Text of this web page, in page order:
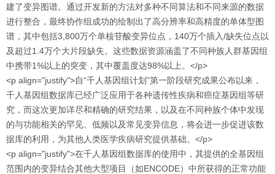
建了变异图谱。通过开发新的方法对多种不同算法和不同来源的数据
进行整合，最终协作组成功的绘制出了高分辨率和高精度的单体型图
谱，其中包括3,800万个单核苷酸变异位点，140万个插入/缺失位点以
及超过1.4万个大片段缺失。这些数据资源涵盖了不同种族人群基因组
中携带1%以上的突变，其中覆盖度达98%以上。</p>
<p align="justify">自“千人基因组计划”第一阶段研究成果公布以来，
千人基因组数据库已经广泛应用于各种遗传性疾病和癌症基因组等研
究，而这次更加详尽和精确的研究结果，以及在不同种族个体中发现
的与功能相关的罕见、低频以及常见变异信息，将会进一步促进该数
据库的利用，为其他人类医学疾病研究提供基础。</p>
<p align="justify">在千人基因组数据库的使用中，其提供的全基因组
范围内的变异结合其他大型项目（如ENCODE）中所获得的正常功能